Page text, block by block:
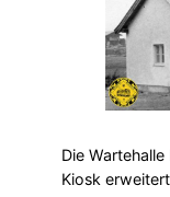
Die
Kiosk